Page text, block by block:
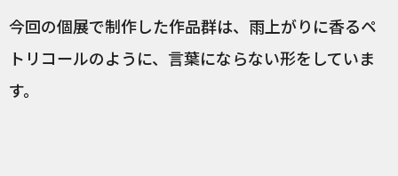
今回の個展で制作した作品群は、雨上がりに香るペ
トリコールのように、言葉にならない形をしていま
す。